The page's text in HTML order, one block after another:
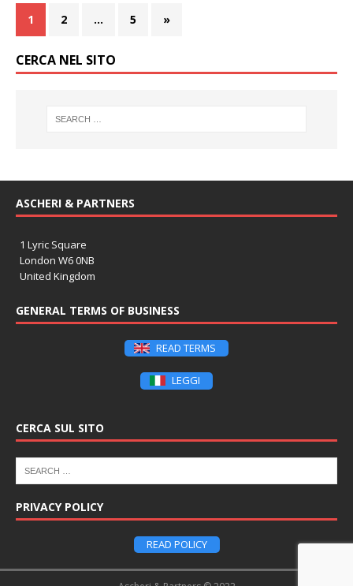
1 2 … 5 »
CERCA NEL SITO
ASCHERI & PARTNERS
1 Lyric Square
London W6 0NB
United Kingdom
GENERAL TERMS OF BUSINESS
READ TERMS
LEGGI
CERCA SUL SITO
PRIVACY POLICY
READ POLICY